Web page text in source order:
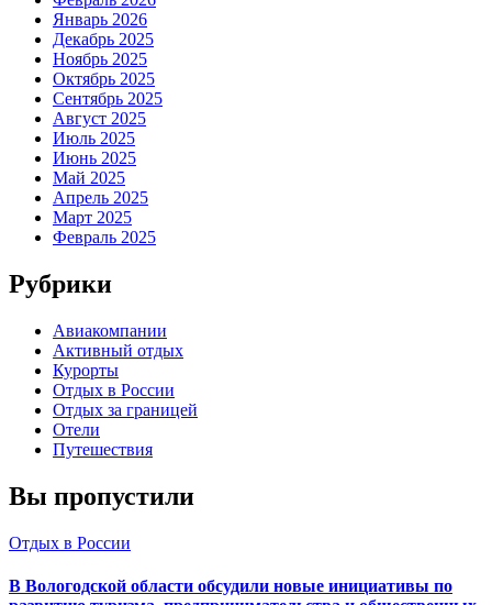
Январь 2026
Декабрь 2025
Ноябрь 2025
Октябрь 2025
Сентябрь 2025
Август 2025
Июль 2025
Июнь 2025
Май 2025
Апрель 2025
Март 2025
Февраль 2025
Рубрики
Авиакомпании
Активный отдых
Курорты
Отдых в России
Отдых за границей
Отели
Путешествия
Вы пропустили
Отдых в России
В Вологодской области обсудили новые инициативы по